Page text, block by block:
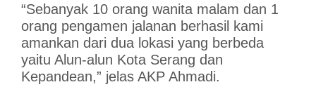
“Sebanyak 10 orang wanita malam dan 1
orang pengamen jalanan berhasil kami
amankan dari dua lokasi yang berbeda
yaitu Alun-alun Kota Serang dan
Kepandean,” jelas AKP Ahmadi.